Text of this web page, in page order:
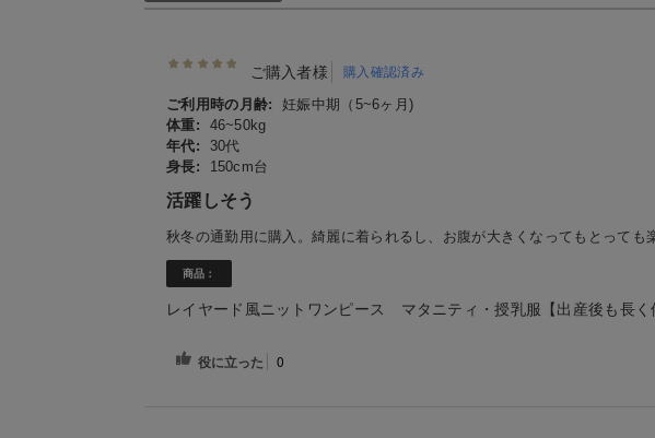
ご購入者様 購入確認済み
ご利用時の月齢:
妊娠中期（5~6ヶ月)
体重:
46~50kg
年代:
30代
身長:
150cm台
活躍しそう
秋冬の通勤用に購入。綺麗に着られるし、お腹が大きくなってもとっても
商品：
レイヤード風ニットワンピース マタニティ・授乳服【出産後も長く
役に立った 0